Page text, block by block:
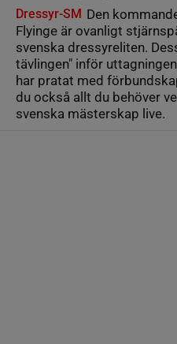
Dressyr-SM Den
Flyinge är ovanligt
svenska dressyreliten.
tävlingen" inför
har pratat med
du också allt du behöver
svenska mästerskap live.